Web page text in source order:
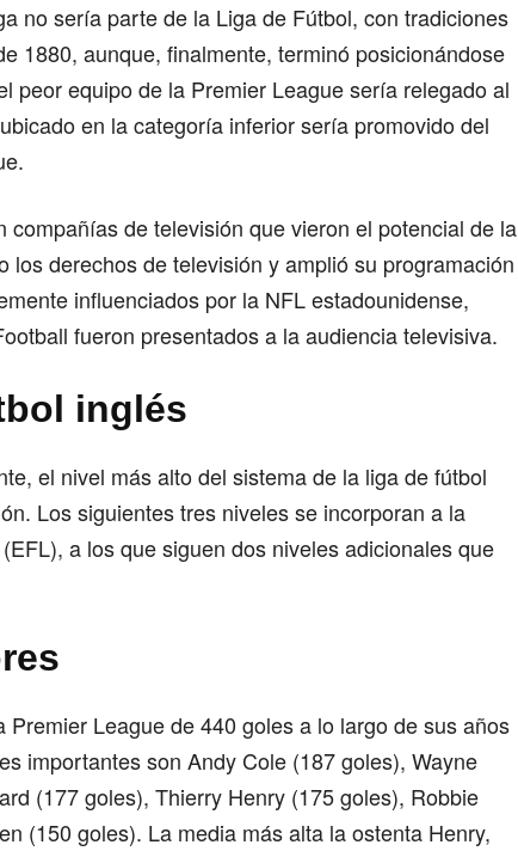
no sería parte de la Liga de Fútbol, ​​con tradiciones
1880, aunque, finalmente, terminó posicionándose
peor equipo de la Premier League sería relegado al
en la categoría inferior sería promovido del
compañías de televisión que vieron el potencial de la
los derechos de televisión y amplió su programación
influenciados por la NFL estadounidense,
fueron presentados a la audiencia televisiva.
inglés
el nivel más alto del sistema de la liga de fútbol
Los siguientes tres niveles se incorporan a la
a los que siguen dos niveles adicionales que
League de 440 goles a lo largo de sus años
importantes son Andy Cole (187 goles), Wayne
(177 goles), Thierry Henry (175 goles), Robbie
(150 goles). La media más alta la ostenta Henry,